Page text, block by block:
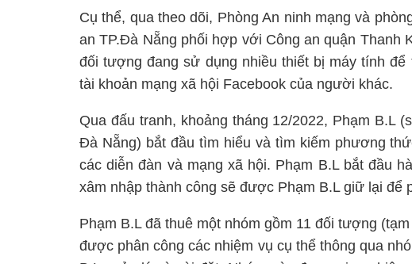
Cụ thể, qua theo dõi, Phòng An ninh mạng và
an TP.Đà Nẵng phối hợp với Công an quận Thanh
đối tượng đang sử dụng nhiều thiết bị máy tính
tài khoản mạng xã hội Facebook của người khác.
Qua đấu tranh, khoảng tháng 12/2022, Phạm B.L
Đà Nẵng) bắt đầu tìm hiểu và tìm kiếm phương
các diễn đàn và mạng xã hội. Phạm B.L bắt đầu
xâm nhập thành công sẽ được Phạm B.L giữ lại để
Phạm B.L đã thuê một nhóm gồm 11 đối tượng
được phân công các nhiệm vụ cụ thể thông qua